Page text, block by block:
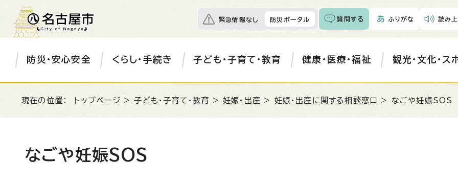
緊急情報なし 防災ポータル 質問する ふりがな 読み
防災・安心安全 くらし・手続き 子ども・子育て・教育 健康・医療・福祉 観光・文化・ス
現在の位置： トップページ >子ども・子育て・教育 >妊娠・出産 > 妊娠・出産に関する相談窓口 > なごや妊娠SOS
なごや妊娠SOS